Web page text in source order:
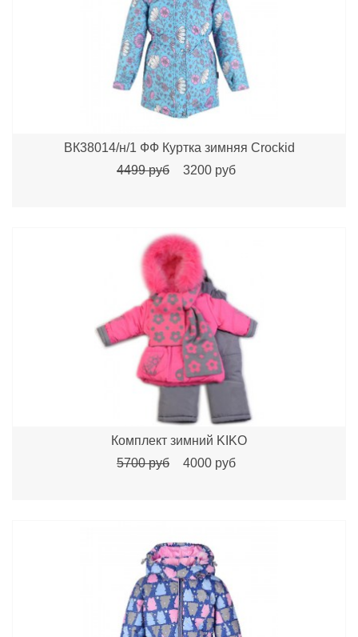
ВК38014/н/1 ФФ Куртка зимняя Crockid
4499 руб
3200 руб
Комплект зимний KIKO
5700 руб
4000 руб